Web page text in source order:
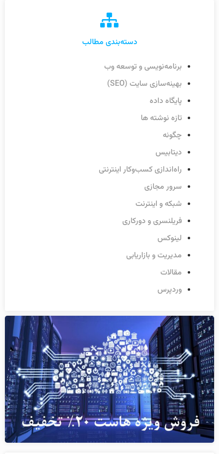
دسته‌بندی مطالب
برنامه‌نویسی و توسعه وب
بهینه‌سازی سایت (SEO)
پایگاه داده
تازه نوشته ها
چگونه
دیتابیس
راه‌اندازی کسب‌وکار اینترنتی
سرور مجازی
شبکه و اینترنت
فریلنسری و دورکاری
لینوکس
مدیریت و بازاریابی
مقالات
وردپرس